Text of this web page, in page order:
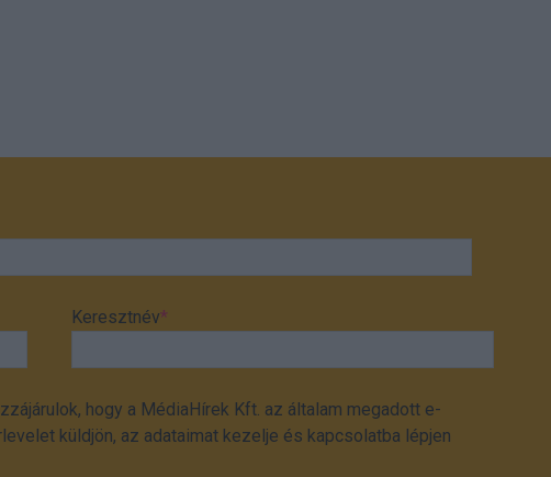
Keresztnév*
hogy a MédiaHírek Kft. az általam megadott e-
küldjön, az adataimat kezelje és kapcsolatba lépjen